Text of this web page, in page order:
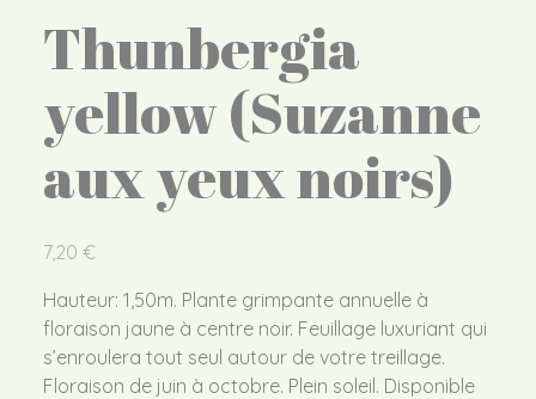
Thunbergia
yellow (Suzanne
aux yeux noirs)
7,20 €
Hauteur: 1,50m. Plante grimpante annuelle à
floraison jaune à centre noir. Feuillage luxuriant qui
s’enroulera tout seul autour de votre treillage.
Floraison de juin à octobre. Plein soleil. Disponible